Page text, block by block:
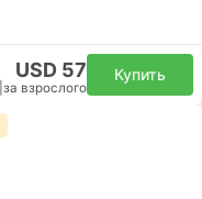
USD 57
за взрослого
Купить